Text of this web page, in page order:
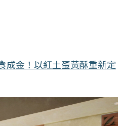
成金！以紅土蛋黃酥重新定